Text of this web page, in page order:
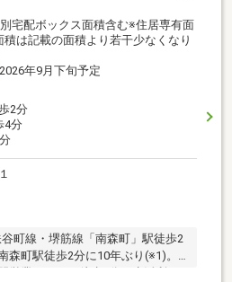
宅配ボックス面積含む※住居専有面
は記載の面積より若干少なくなり
2026年9月下旬予定
2分
4分
町線・堺筋線「南森町」駅徒歩2
森町駅徒歩2分に10年ぶり(※1)。
営業スーパー徒歩3分の生活利